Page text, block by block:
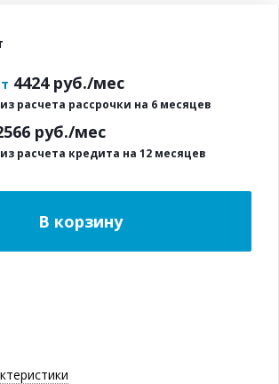
4424 руб./мес
расчета рассрочки на 6 месяцев
руб./мес
расчета кредита на 12 месяцев
В корзину